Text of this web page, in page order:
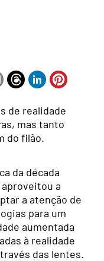
de realidade
mas tanto
do filão.
da década
aproveitou a
a atenção de
para um
aumentada
à realidade
das lentes.